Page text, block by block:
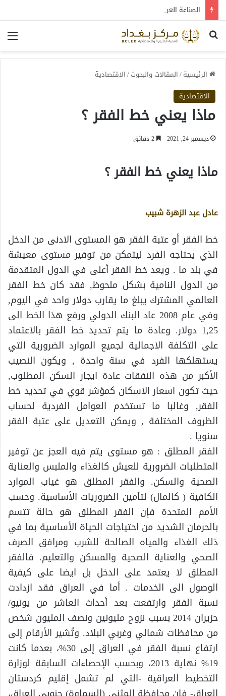
بحث عن
الرئيسية/المقالات والبحوث/الاقتصادية
الاقتصادية
ماذا يعني خط الفقر ؟
ديسمبر 24, 2021
ماذا يعني خط الفقر ؟
عادل عبد الزهرة شبيب
خط الفقر أو عتبة الفقر هو المستوى الادنى من الدخل
الذي يحتاجه الفرد ليتمكن من توفير مستوى معيشة
في بلد ما . ويعد خط الفقر أعلى في الدول المتقدمة
من الدول النامية بشكل ملحوظ, فقد كان خط الفقر
العالمي المشترك يبلغ ما يقارب دولار واحد في اليوم,
وفي عام 2008 عاد البنك الدولي ورفع هذا الخط الى
1,25 دولار. وعادة ما يتم تحديد خط الفقر بالاعتماد
على التكلفة الاجمالية لجميع الموارد الضرورية التي
يستهلكها الفرد في سنة واحدة , ويكون النصيب
الأكبر من هذه النفقات عادة ايجار السكن المطلوب,
حيث تكون اسعار الاسكان كمؤشر قوي في تحديد خط
الفقر, وغالبا ما تستخدم العوامل الفردية لحساب
الظروف المختلفة , ويمكن التعديل على عتبة الفقر
سنويا .
الفقر المطلق : هو مستوى يتم فيه العجز عن توفير
المتطلبات الضرورية للعيش كالغذاء والملبس والعناية
الصحية والسكن. والفقر المطلق هو غياب الموارد
الكافية ( كالمال) لتأمين الضروريات الأساسية. وحسب
الأمم المتحدة فإن الفقر المطلق هو حالة تتسم
بالحرمان الشديد من احتياجات الحياة الأساسية بما في
ذلك الغذاء والمياه الصالحة للشرب ومرافق الصرف
الصحي والعناية الصحية والمسكن والتعليم. فالفقر
المطلق لا يعتمد على الدخل بل ايضا على كيفية
الوصول الى الخدمات . أما في العراق فقد ازدادت
نسبة الفقر وارتفعت بعد أحداث العاشر من يونيو/
حزيران 2014 بسبب نزوح مليونين ونصف المليون شخص
من محافظات شمالي وغربي البلاد. وتُشير الأرقام إلى
ارتفاع نسبة الفقر في العراق إلى 30%، بعدما كانت
19% نهاية 2013، وبحسب الإحصاءات السابقة لوزارة
التخطيط العراقية -التي لم تشمل إقليم كردستان